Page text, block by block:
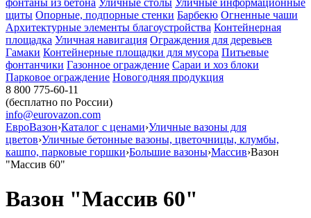
фонтаны из бетона Уличные столы Уличные информационные
щиты Опорные, подпорные стенки Барбекю Огненные чаши
Архитектурные элементы благоустройства Контейнерная
площадка Уличная навигация Ограждения для деревьев
Гамаки Контейнерные площадки для мусора Питьевые
фонтанчики Газонное ограждение Сараи и хоз блоки
Парковое ограждение Новогодняя продукция
8 800 775-60-11
(бесплатно по России)
info@eurovazon.com
ЕвроВазон›Каталог с ценами›Уличные вазоны для
цветов›Уличные бетонные вазоны, цветочницы, клумбы,
кашпо, парковые горшки›Большие вазоны›Массив›Вазон
"Массив 60"
Вазон "Массив 60"